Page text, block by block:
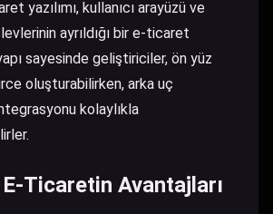
yazılımı, kullanıcı arayüzü ve
ayrıldığı bir e-ticaret
sayesinde geliştiriciler, ön yüz
oluşturabilirken, arka uç
kolaylıkla
Ticaretin Avantajları